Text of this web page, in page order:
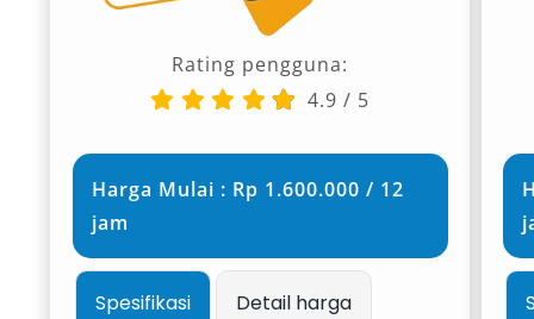
Rating pengguna:
4.9 / 5
Harga Mulai : Rp 1.600.000 / 12
jam
Spesifikasi Detail harga